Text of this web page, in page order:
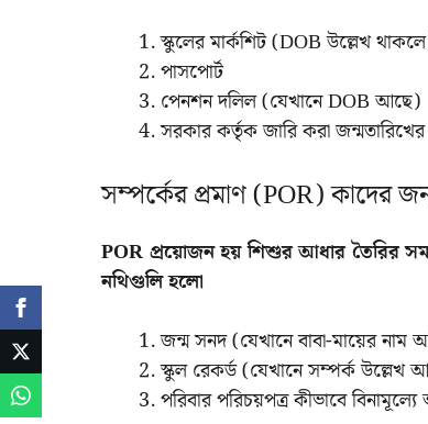
স্কুলের মার্কশিট (DOB উল্লেখ
পাসপোর্ট
পেনশন দলিল (যেখানে DOB আছে)
সরকার কর্তৃক জারি করা জন্মতারিখের
সম্পর্কের প্রমাণ (POR) কাদের
POR প্রয়োজন হয় শিশুর আধার তৈরির
নথিগুলি হলো
জন্ম সনদ (যেখানে বাবা-মায়ের নাম
স্কুল রেকর্ড (যেখানে সম্পর্ক উল্লেখ
পরিবার পরিচয়পত্র কীভাবে